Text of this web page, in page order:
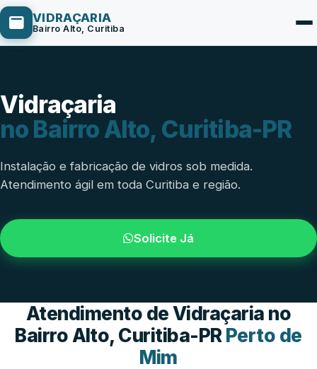
VIDRAÇARIA
Bairro Alto, Curitiba
Box de Vidro
Portas em Vidro
Janelas de Vidro
Esquadrias de Alumínio
Vidraçaria
no Bairro Alto, Curitiba-PR
Instalação e fabricação de vidros sob medida.
Atendimento ágil em toda Curitiba e região.
Solicite Já
Atendimento de Vidraçaria no
Bairro Alto, Curitiba-PR Perto de
Mim